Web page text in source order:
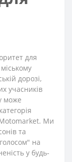
для
дорозі,
учасників
може
Motomarket. Ми
та
на
у будь-